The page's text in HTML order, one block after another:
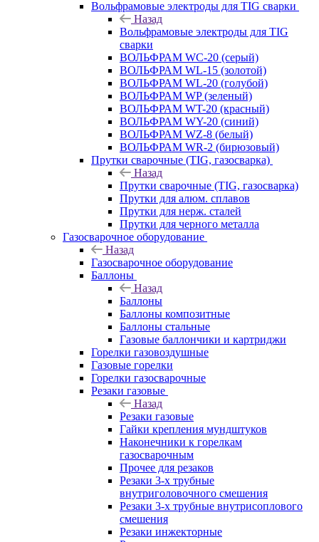
Вольфрамовые электроды для TIG сварки
Назад
Вольфрамовые электроды для TIG
сварки
ВОЛЬФРАМ WC-20 (серый)
ВОЛЬФРАМ WL-15 (золотой)
ВОЛЬФРАМ WL-20 (голубой)
ВОЛЬФРАМ WP (зеленый)
ВОЛЬФРАМ WT-20 (красный)
ВОЛЬФРАМ WY-20 (синий)
ВОЛЬФРАМ WZ-8 (белый)
ВОЛЬФРАМ WR-2 (бирюзовый)
Прутки сварочные (TIG, газосварка)
Назад
Прутки сварочные (TIG, газосварка)
Прутки для алюм. сплавов
Прутки для нерж. сталей
Прутки для черного металла
Газосварочное оборудование
Назад
Газосварочное оборудование
Баллоны
Назад
Баллоны
Баллоны композитные
Баллоны стальные
Газовые баллончики и картриджи
Горелки газовоздушные
Газовые горелки
Горелки газосварочные
Резаки газовые
Назад
Резаки газовые
Гайки крепления мундштуков
Наконечники к горелкам
газосварочным
Прочее для резаков
Резаки 3-х трубные
внутриголовочного смешения
Резаки 3-х трубные внутрисоплового
смешения
Резаки инжекторные